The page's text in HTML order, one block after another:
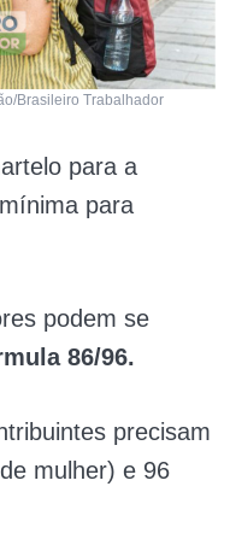
Brasileiro Trabalhador
para a
para
podem se
86/96.
precisam
mulher) e 96